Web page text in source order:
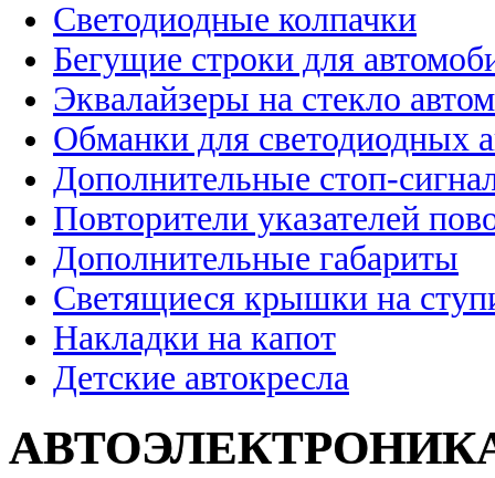
Светодиодные колпачки
Бегущие строки для
Эквалайзеры на стекло
Обманки для светодиодных
Дополнительные стоп-
Повторители указателей
Дополнительные габариты
Светящиеся крышки на
Накладки на капот
Детские автокресла